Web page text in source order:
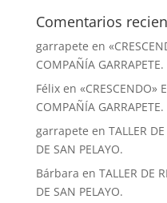
Comentarios
garrapete en
COMPAÑÍA GARRAPETE.
Félixen «CRESCENDO»
COMPAÑÍA GARRAPETE.
garrapete en TALLER
DE SAN PELAYO.
Bárbara en TALLER DE
DE SAN PELAYO.